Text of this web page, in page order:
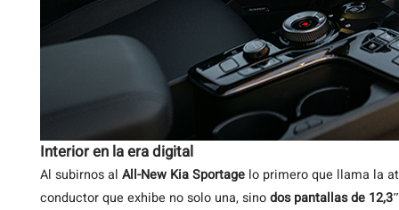
Interior en la era digital
Al subirnos al All-New Kia Sportage lo primero que llama la
conductor que exhibe no solo una, sinodos pantallas de 12,3″